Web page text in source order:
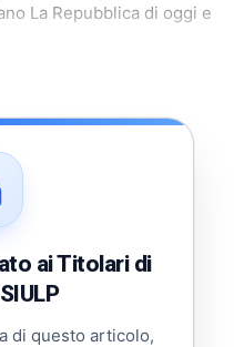
La Repubblica di oggi e
ai Titolari di
di questo articolo,